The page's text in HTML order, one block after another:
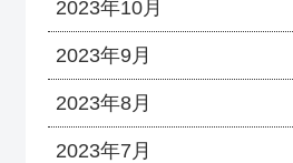
2023年10月
2023年9月
2023年8月
2023年7月